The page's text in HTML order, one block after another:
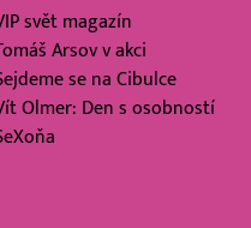
svět magazín
Arsov v akci
se na Cibulce
Olmer: Den s osobností